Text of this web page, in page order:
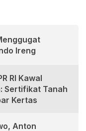
Ireng
RI Kawal
Sertifikat Tanah
Kertas
Anton